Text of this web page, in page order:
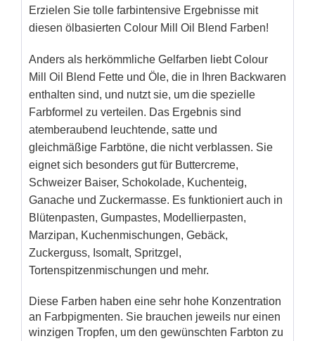
Erzielen Sie tolle farbintensive Ergebnisse mit
diesen ölbasierten Colour Mill Oil Blend Farben!
Anders als herkömmliche Gelfarben liebt Colour
Mill Oil Blend Fette und Öle, die in Ihren Backwaren
enthalten sind, und nutzt sie, um die spezielle
Farbformel zu verteilen. Das Ergebnis sind
atemberaubend leuchtende, satte und
gleichmäßige Farbtöne, die nicht verblassen. Sie
eignet sich besonders gut für Buttercreme,
Schweizer Baiser, Schokolade, Kuchenteig,
Ganache und Zuckermasse. Es funktioniert auch in
Blütenpasten, Gumpastes, Modellierpasten,
Marzipan, Kuchenmischungen, Gebäck,
Zuckerguss, Isomalt, Spritzgel,
Tortenspitzenmischungen und mehr.
Diese Farben haben eine sehr hohe Konzentration
an Farbpigmenten. Sie brauchen jeweils nur einen
winzigen Tropfen, um den gewünschten Farbton zu